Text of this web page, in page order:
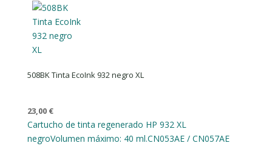
508BK Tinta EcoInk 932 negro XL
23,00 €
Cartucho de tinta regenerado HP 932 XL
negroVolumen máximo: 40 ml.CN053AE / CN057AE